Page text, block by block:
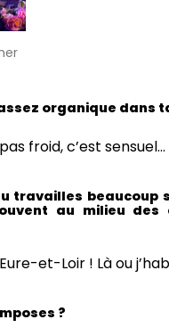
organique dans
froid, c’est sensuel…
travailles beaucoup
au milieu des
et-Loir ! Là ou
?